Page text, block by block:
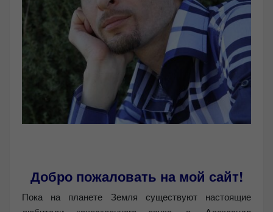
Добро пожаловать на мой сайт!
Пока на планете Земля существуют настоящие